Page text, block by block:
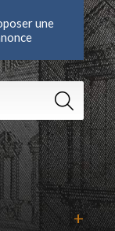
une
+